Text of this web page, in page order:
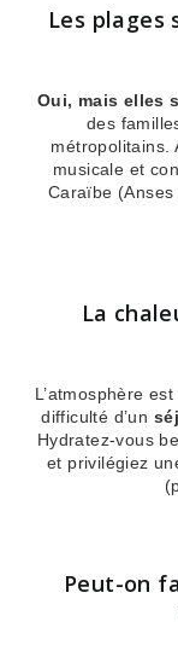
Les plages
Oui, mais elles
des
métropolitains.
musicale et
Caraïbe (Anses
La
L’atmosphère
difficulté d’un
Hydratez-vous
et privilégiez
Peut-on